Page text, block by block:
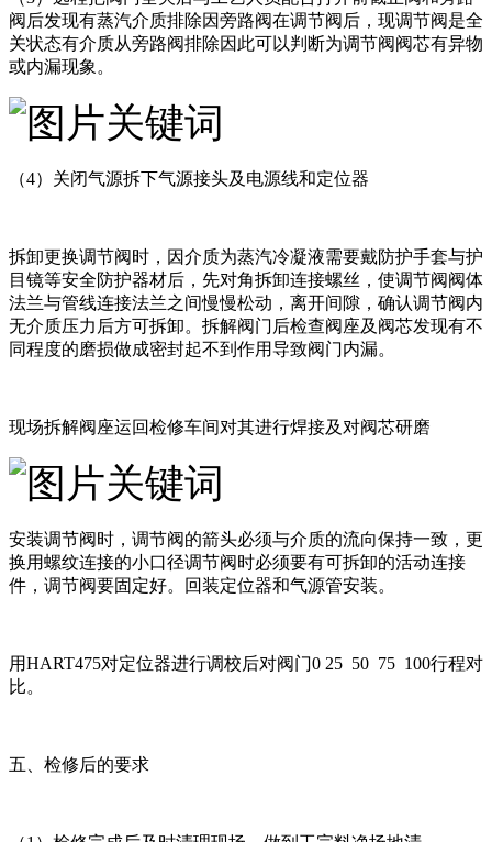
阀后发现有蒸汽介质排除因旁路阀在调节阀后，现调节阀是全
关状态有介质从旁路阀排除因此可以判断为调节阀阀芯有异物
或内漏现象。
（4）关闭气源拆下气源接头及电源线和定位器
拆卸更换调节阀时，因介质为蒸汽冷凝液需要戴防护手套与护
目镜等安全防护器材后，先对角拆卸连接螺丝，使调节阀阀体
法兰与管线连接法兰之间慢慢松动，离开间隙，确认调节阀内
无介质压力后方可拆卸。拆解阀门后检查阀座及阀芯发现有不
同程度的磨损做成密封起不到作用导致阀门内漏。
现场拆解阀座运回检修车间对其进行焊接及对阀芯研磨
安装调节阀时，调节阀的箭头必须与介质的流向保持一致，更
换用螺纹连接的小口径调节阀时必须要有可拆卸的活动连接
件，调节阀要固定好。回装定位器和气源管安装。
用HART475对定位器进行调校后对阀门0 25 50 75 100行程对
比。
五、检修后的要求